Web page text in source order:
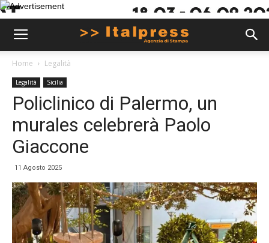
Home Legalità
Legalità Sicilia
Policlinico di Palermo, un
murales celebrerà Paolo
Giaccone
11 Agosto 2025